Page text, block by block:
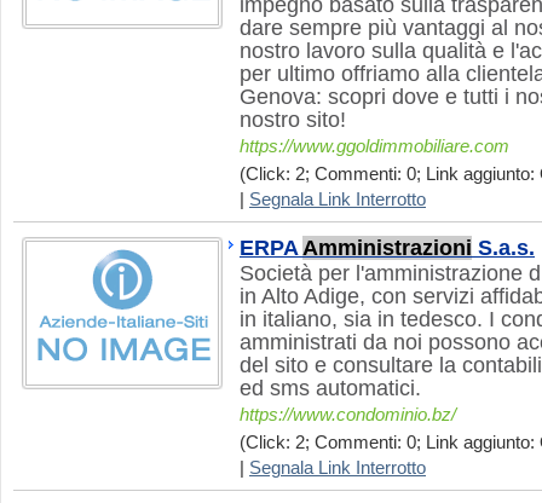
impegno basato sulla
dare sempre più vantaggi al
nostro lavoro sulla qualità e
per ultimo offriamo alla
Genova: scopri dove e tutti i
nostro sito!
https://www.ggoldimmobiliare.com
(Click: 2; Commenti: 0; Link aggiunto:
Segnala Link Interrotto
ERPAAmministrazioni S.a.s.
Società per l'amministrazione
in Alto Adige, con servizi
in italiano, sia in tedesco. I
amministrati da noi possono
del sito e consultare la
ed sms automatici.
https://www.condominio.bz/
(Click: 2; Commenti: 0; Link aggiunto:
Segnala Link Interrotto